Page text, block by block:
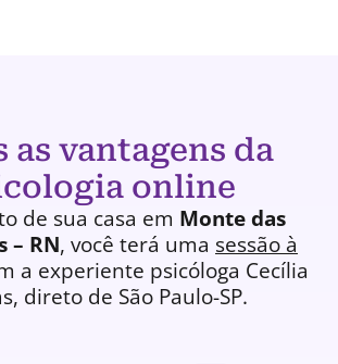
as vantagens da
online
de sua casa em Monte das
– RN, você terá uma sessão à
a experiente psicóloga Cecília
direto de São Paulo-SP.